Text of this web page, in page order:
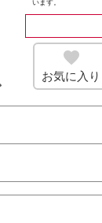
います。
お気に入り